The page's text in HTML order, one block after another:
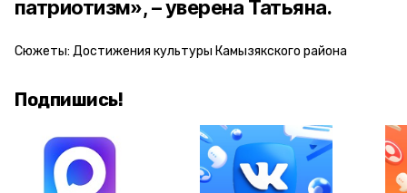
патриотизм», – уверена Татьяна.
Сюжеты: Достижения культуры Камызякского района
Подпишись!